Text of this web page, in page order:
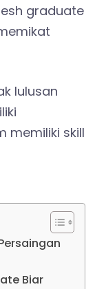
graduate
lulusan
memiliki skill
Biar